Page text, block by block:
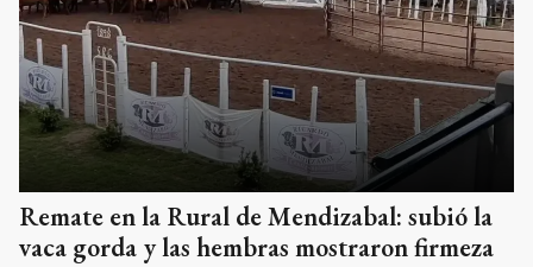
Remate en la Rural de Mendizabal: subió la
vaca gorda y las hembras mostraron firmeza